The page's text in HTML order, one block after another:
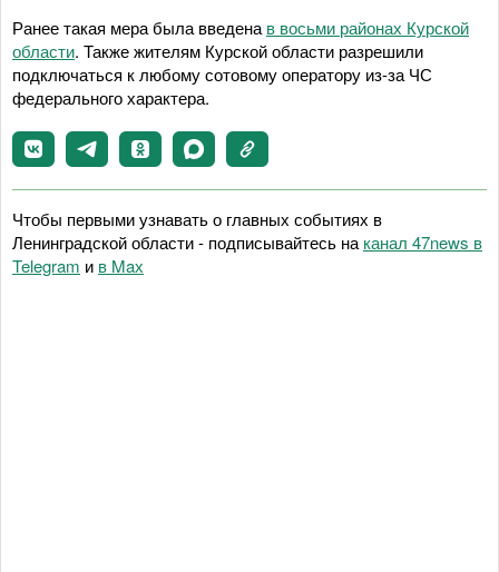
Ранее такая мера была введена в восьми районах Курской
области. Также жителям Курской области разрешили
подключаться к любому сотовому оператору из-за ЧС
федерального характера.
Чтобы первыми узнавать о главных событиях в
Ленинградской области - подписывайтесь на канал 47news в
Telegram и в Maх